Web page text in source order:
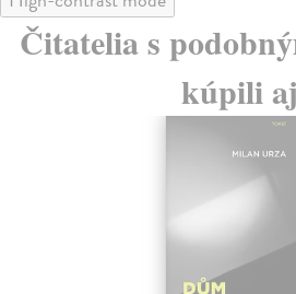
Čitatelia s
kúpili